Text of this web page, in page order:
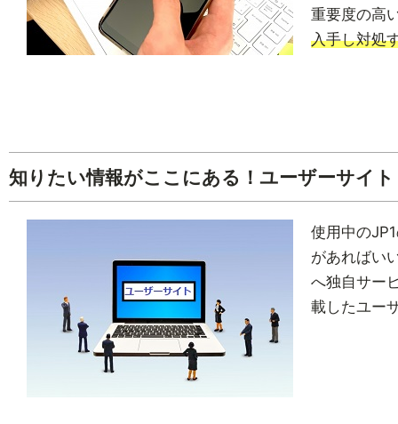
重要度の高
入手し対処
知りたい情報がここにある！ユーザーサイト
使用中の
があればい
へ独自サー
載したユー